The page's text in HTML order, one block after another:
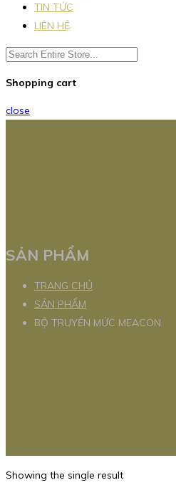
TIN TỨC
LIÊN HỆ
Shopping cart
close
SẢN PHẨM
TRANG CHỦ
SẢN PHẨM
BỘ TRUYỀN MỨC MEACON
Showing the single result